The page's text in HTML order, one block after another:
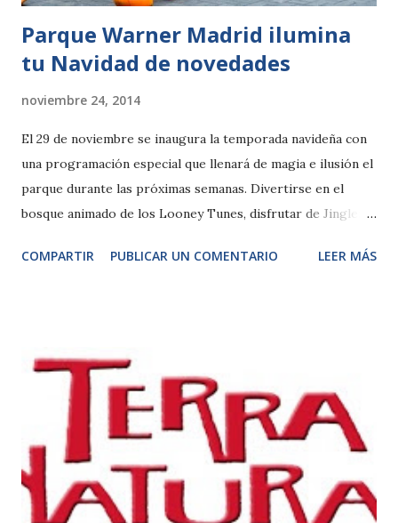
en...
Parque Warner Madrid ilumina
tu Navidad de novedades
noviembre 24, 2014
El 29 de noviembre se inaugura la temporada navideña con
una programación especial que llenará de magia e ilusión el
parque durante las próximas semanas. Divertirse en el
bosque animado de los Looney Tunes, disfrutar de Jingle: el
sólo una parte de la programación que se podrá encontrar
familia. Madrid, 24 de noviembre de 2014.- Desde el
próximo 29 de noviembre y hasta el 4 de enero, Parque
Warner Madrid trae toda la magia y la ilusión de la Navidad,
que este año brillará más que nunca gracias a nuevas y
entrañables animaciones y espectáculos para todos los
públicos. Todo el parque se convertirá en una auténtica
estampa navideña, con nieve alrededor, abetos decorados,
COMPARTIR PUBLICAR UN COMENTARIO LEER MÁS